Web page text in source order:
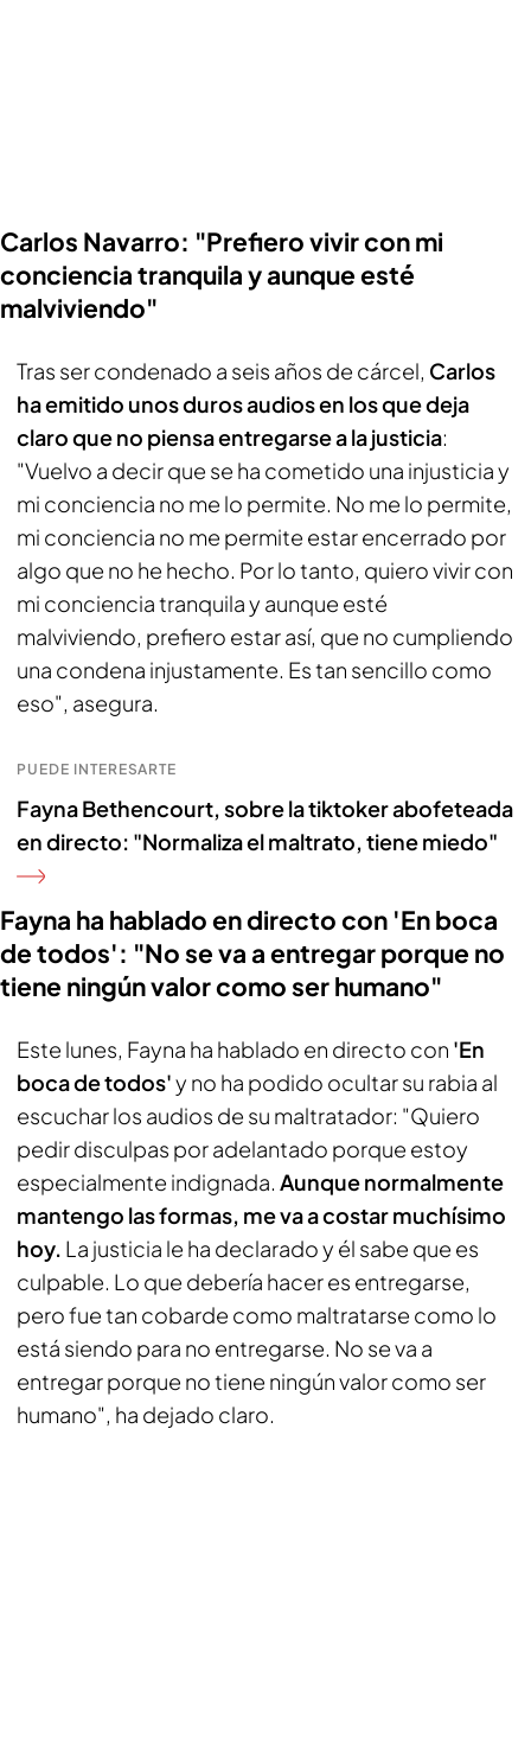
Carlos Navarro: "Prefiero vivir con mi
conciencia tranquila y aunque esté
malviviendo"
Tras ser condenado a seis años de cárcel, Carlos
ha emitido unos duros audios en los que deja
claro que no piensa entregarse a la justicia:
"Vuelvo a decir que se ha cometido una injusticia y
mi conciencia no me lo permite. No me lo permite,
mi conciencia no me permite estar encerrado por
algo que no he hecho. Por lo tanto, quiero vivir con
mi conciencia tranquila y aunque esté
malviviendo, prefiero estar así, que no cumpliendo
una condena injustamente. Es tan sencillo como
eso", asegura.
PUEDE INTERESARTE
Fayna Bethencourt, sobre la tiktoker abofeteada
en directo: "Normaliza el maltrato, tiene miedo"
Fayna ha hablado en directo con 'En boca
de todos': "No se va a entregar porque no
tiene ningún valor como ser humano"
Este lunes, Fayna ha hablado en directo con 'En
boca de todos'y no ha podido ocultar su rabia al
escuchar los audios de su maltratador: "Quiero
pedir disculpas por adelantado porque estoy
especialmente indignada. Aunque normalmente
mantengo las formas, me va a costar muchísimo
hoy. La justicia le ha declarado y él sabe que es
culpable. Lo que debería hacer es entregarse,
pero fue tan cobarde como maltratarse como lo
está siendo para no entregarse. No se va a
entregar porque no tiene ningún valor como ser
humano", ha dejado claro.